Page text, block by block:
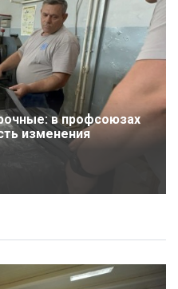
в профсоюзах
изменения